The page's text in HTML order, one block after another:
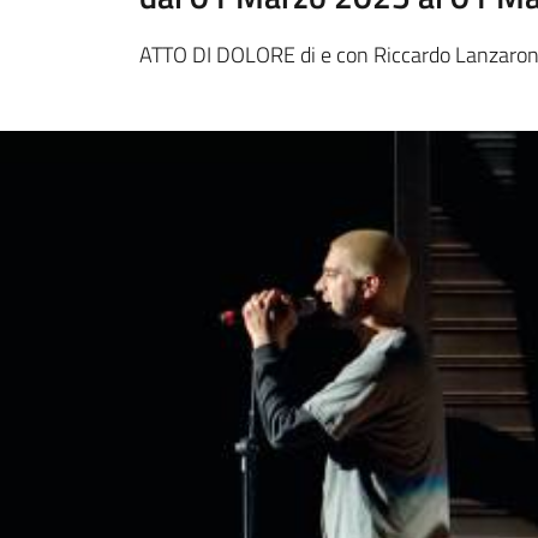
ATTO DI DOLORE di e con Riccardo